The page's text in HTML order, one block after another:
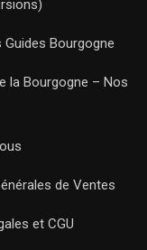
Guides Bourgogne
la Bourgogne – Nos
de Ventes
et CGU